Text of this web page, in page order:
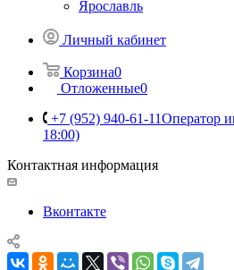
Ярославль
Личный кабинет
Корзина0
Отложенные0
+7 (952) 940-61-11Оператор
18:00)
Контактная информация
Вконтакте